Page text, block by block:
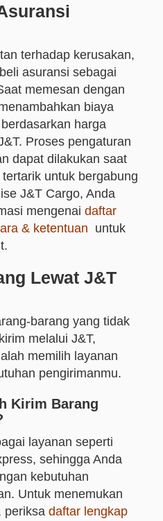
terhadap kerusakan,
asuransi sebagai
memesan dengan
biaya
harga
Proses pengaturan
dapat dilakukan saat
untuk bergabung
J&T Cargo, Anda
mengenai daftar
& ketentuan untuk
Lewat J&T
barang yang tidak
melalui J&T,
memilih layanan
pengirimanmu.
Kirim Barang
layanan seperti
sehingga Anda
kebutuhan
Untuk menemukan
periksa daftar lengkap